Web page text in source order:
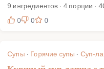
9 ингредиентов · 4 порции ·
0
0 0
Супы · Горячие супы · Суп-